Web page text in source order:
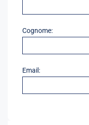
Cognome:
Email: